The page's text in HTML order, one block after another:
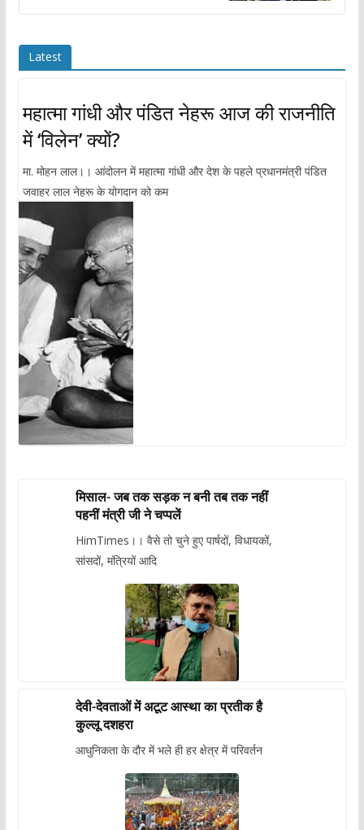
Latest
महात्मा गांधी और पंडित नेहरू आज की राजनीति
में ‘विलेन’ क्यों?
मा. मोहन लाल।। आंदोलन में महात्मा गांधी और देश के पहले प्रधानमंत्री पंडित
जवाहर लाल नेहरू के योगदान को कम
मिसाल- जब तक सड़क न बनी तब तक नहीं
पहनीं मंत्री जी ने चप्पलें
HimTimes।। वैसे तो चुने हुए पार्षदों, विधायकों,
सांसदों, मंत्रियों आदि
देवी-देवताओं में अटूट आस्था का प्रतीक है
कुल्लू दशहरा
आधुनिकता के दौर में भले ही हर क्षेत्र में परिवर्तन